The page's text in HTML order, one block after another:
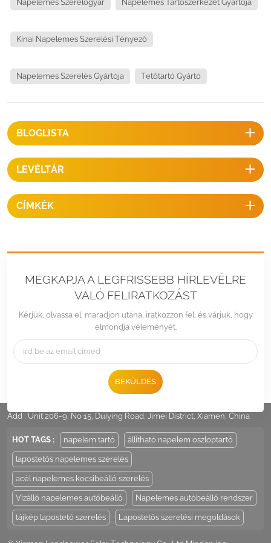
Napelemes Szerelőgyár Napelemes Tartószerkezet Gyártója
Kínai Napelemes Szerelési Tényező
Napelemes Szerelés Gyártója Tetőtartó Gyártó
BLOGLISTA
LEVÉLTÁR
CÍMKÉK
MEGKAPJA A LEGFRISSEBB HÍRLEVÉLRE
VALÓ FELIRATKOZÁST
Kérjük, olvassa el, maradjon utána, iratkozzon fel, és várjuk, hogy
elmondja véleményét.
BEKÜLDÉS
Add : Unit 206-9, No 15, Duiying Road, Jimei District, Xiamen, China
HOT TAGS : napelem tartó állítható napelem oszloptartó
lapostetős napelemes szerelés
acél napelemes kocsibeálló szerelés
Vízálló napelemes autóbeálló Napelemes autóbeálló rendszer
tájkép lapostető szerelés Lapostetős szerelési megoldások